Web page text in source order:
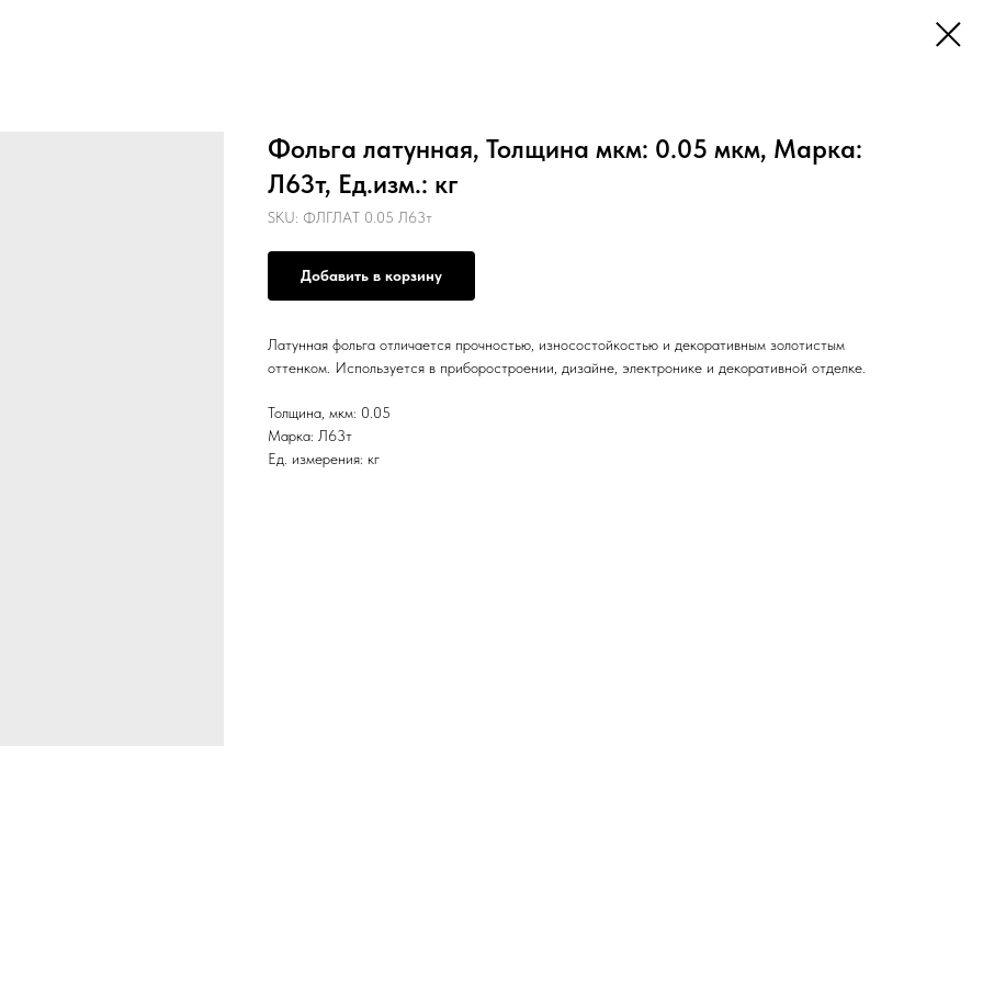
Фольга латунная, Толщина мкм: 0.05 мкм, Марка:
Л63т, Ед.изм.: кг
SKU: ФЛГЛАТ 0.05 Л63т
Добавить в корзину
Латунная фольга отличается прочностью, износостойкостью и декоративным золотистым
оттенком. Используется в приборостроении, дизайне, электронике и декоративной отделке.
Толщина, мкм: 0.05
Марка: Л63т
Ед. измерения: кг